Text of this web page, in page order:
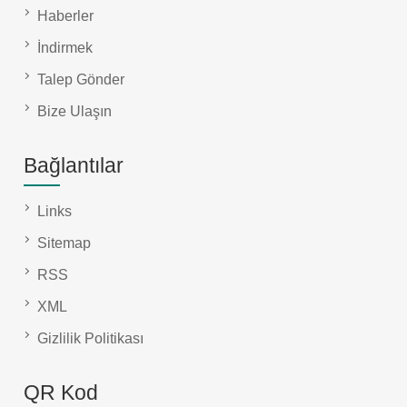
Haberler
İndirmek
Talep Gönder
Bize Ulaşın
Bağlantılar
Links
Sitemap
RSS
XML
Gizlilik Politikası
QR Kod